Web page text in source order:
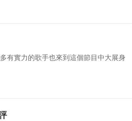
有實力的歌手也來到這個節目中大展身